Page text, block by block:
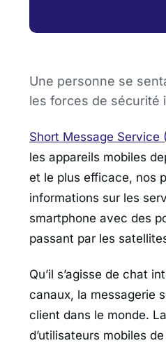
Une personne se
les forces de sécurité
Short Message Service
les appareils mobiles
et le plus efficace, nos
informations sur les
smartphone avec des
passant par les
Qu’il s’agisse de chat
canaux, la messagerie
client dans le monde.
d’utilisateurs mobiles